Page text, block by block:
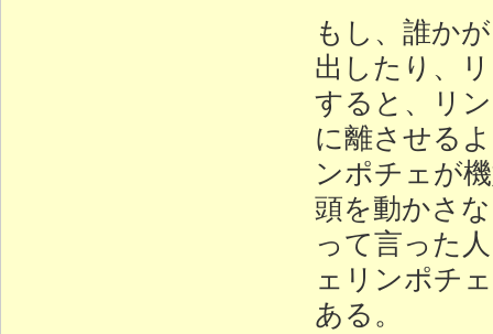
もし、誰か
出したり、
すると、リ
に離させる
ンポチェが
頭を動かさ
って言った
ェリンポチ
ある。